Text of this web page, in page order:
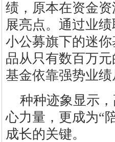
绩，原本在资金
展亮点。通过业
小公募旗下的迷
品从只有数百万
基金依靠强势业
种种迹象显示
心力量，更成为“
成长的关键。